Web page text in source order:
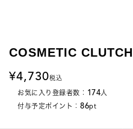
COSMETIC CLUTCH
4,730税込
お気に入り登録者数： 174人
付与予定ポイント： 86pt